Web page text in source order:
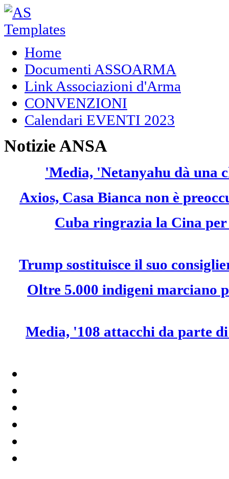
Home
Documenti ASSOARMA
Link Associazioni d'Arma
CONVENZIONI
Calendari EVENTI 2023
Notizie ANSA
Media, 'Netanyahu dà una
Axios, Casa Bianca non è
Cuba ringrazia la Cina
Trump sostituisce il suo
Oltre 5.000 indigeni marciano
Media, '108 attacchi da parte